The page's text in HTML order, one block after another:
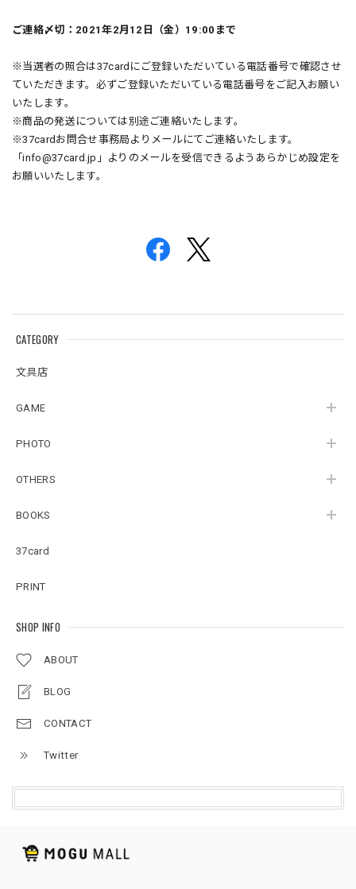
CATEGORY
文具店
GAME
PHOTO
OTHERS
BOOKS
37card
PRINT
SHOP INFO
ABOUT
BLOG
CONTACT
Twitter
ご連絡〆切：2021年2月12日（金）19:00まで
※当選者の照合は37cardにご登録いただいている電話番号で確認させ
ていただきます。必ずご登録いただいている電話番号をご記入お願い
いたします。
※商品の発送については別途ご連絡いたします。
※37cardお問合せ事務局よりメールにてご連絡いたします。
「info@37card.jp 」よりのメールを受信できるようあらかじめ設定を
お願いいたします。